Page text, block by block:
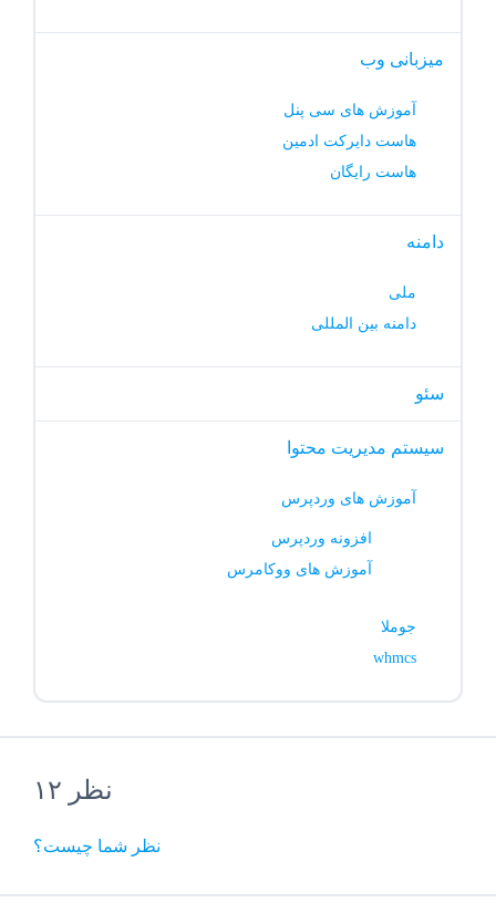
میزبانی وب
آموزش های سی پنل
هاست دایرکت ادمین
هاست رایگان
دامنه
ملی
دامنه بین المللی
سئو
سیستم مدیریت محتوا
آموزش های وردپرس
افزونه وردپرس
آموزش های ووکامرس
جوملا
whmcs
۱۲ نظر
نظر شما چیست؟